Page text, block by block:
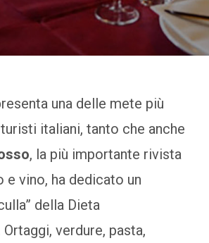
una delle mete più
italiani, tanto che anche
, la più importante rivista
e vino, ha dedicato un
della Dieta
verdure, pasta,